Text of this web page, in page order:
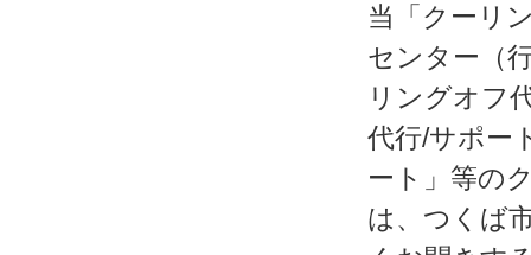
当「クーリ
センター（
リングオフ
代行/サポー
ート」等の
は、つくば